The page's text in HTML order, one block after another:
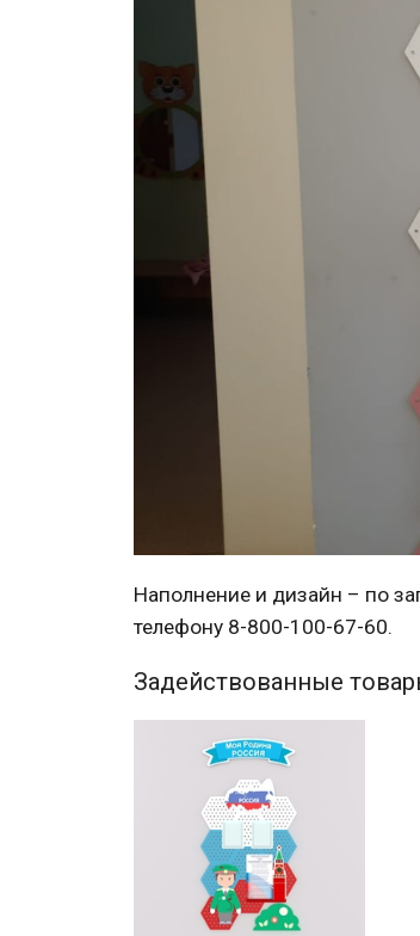
Наполнение и дизайн – по
телефону 8-800-100-67-60.
Задействованные